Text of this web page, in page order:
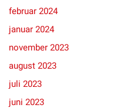
februar 2024
januar 2024
november 2023
august 2023
juli 2023
juni 2023